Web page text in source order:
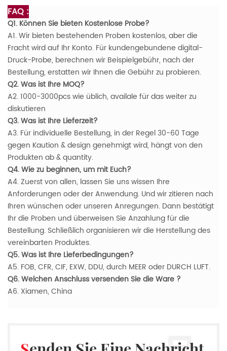
FAQ :
Q1. Können Sie bieten Kostenlose Probe?
A1. Wir bieten bestehenden Proben kostenlos, aber die
Fracht wird auf Ihr Konto. Für kundengebundene digital-
Druck-Probe, berechnen wir Beispielgebühr, nach der
Bestellung, erstatten wir Ihnen die Gebühr zu probieren.
Q2. Was ist Ihre MOQ?
A2. 1000-3000pcs wie üblich, availale für das weiter zu
diskutieren
Q3. Was ist Ihre Lieferzeit?
A3. Für individuelle Bestellung, in der Regel 30-60 Tage
gegen Kaution & design genehmigt wird, hängt von den
Produkten ab & quantity.
Q4. Wie zu beginnen, um mit Euch?
A4. Zuerst von allen, lassen Sie uns wissen Ihre
Anforderungen oder der Anwendung. Und wir zitieren nach
Ihren wünschen oder unseren Anregungen. Dann bestätigt
Ihr die Proben und überweisen Sie Anzahlung für die
Bestellung. Schließlich organisieren wir die Herstellung des
vereinbarten Produktes.
Q5. Was ist Ihre Lieferbedingungen?
A5. FOB, CFR, CIF, EXW, DDU, durch MEER oder DURCH LUFT.
Q6. Welchen Anschluss versenden Sie die Ware ?
A6. Xiamen, China